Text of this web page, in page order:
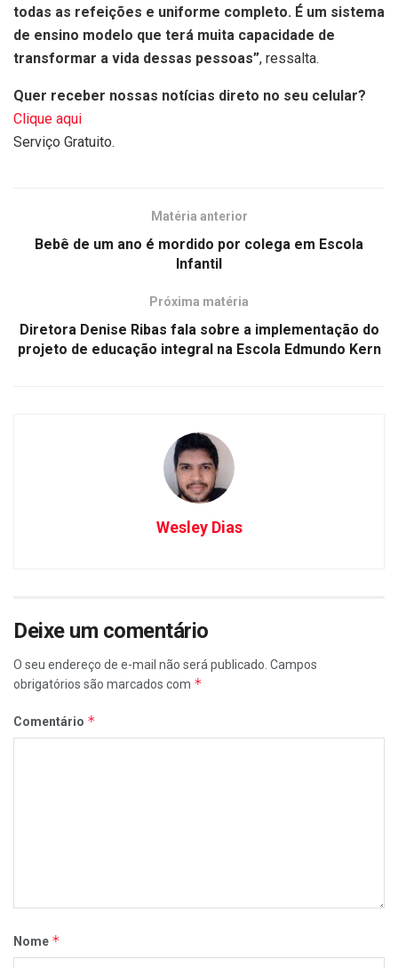
todas as refeições e uniforme completo. É um sistema
de ensino modelo que terá muita capacidade de
transformar a vida dessas pessoas”, ressalta.
Quer receber nossas notícias direto no seu celular?
Clique aqui
Serviço Gratuito.
Matéria anterior
Bebê de um ano é mordido por colega em Escola
Infantil
Próxima matéria
Diretora Denise Ribas fala sobre a implementação do
projeto de educação integral na Escola Edmundo Kern
Wesley Dias
Deixe um comentário
O seu endereço de e-mail não será publicado. Campos
obrigatórios são marcados com *
Comentário *
Nome *